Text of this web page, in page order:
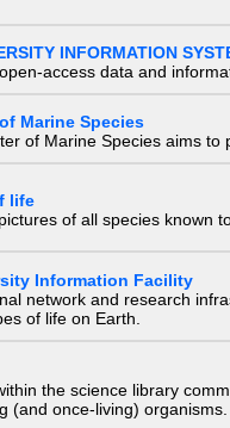
INFORMATION
access data and
Marine Species
of Marine Species aims to
life
of all species known
Information Facility
network and research
of life on Earth.
the science library
(and once-living) organisms.